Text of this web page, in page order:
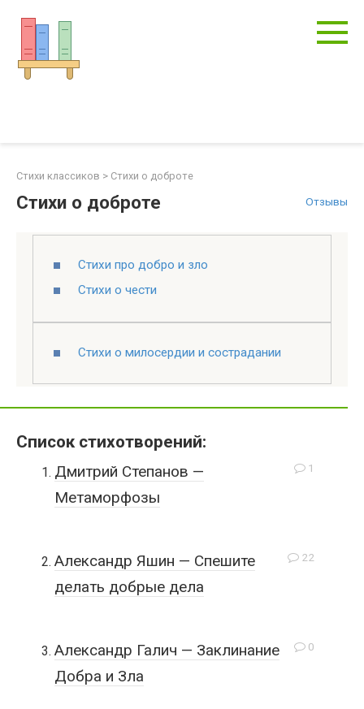
контенту
Стихи классиков > Стихи о доброте
Отзывы
Стихи о доброте
Стихи про добро и зло
Стихи о чести
Стихи о милосердии и сострадании
Список стихотворений:
1
Дмитрий Степанов —
Метаморфозы
22
Александр Яшин — Спешите
делать добрые дела
0
Александр Галич — Заклинание
Добра и Зла